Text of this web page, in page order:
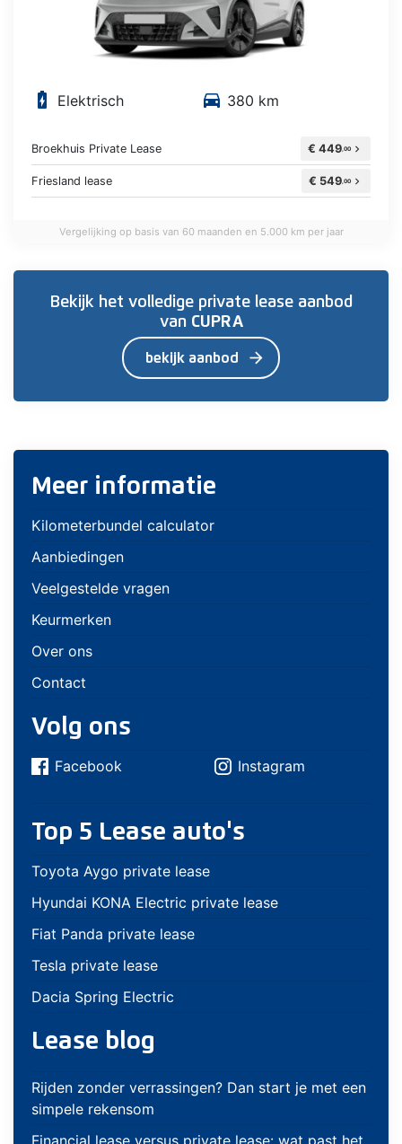
battery_charging_full Elektrisch directions_car 380 km
Broekhuis Private Lease € 449,00 chevron_right
Friesland lease € 549,00 chevron_right
Vergelijking op basis van 60 maanden en 5.000 km per jaar
Bekijk het volledige private lease aanbod
van CUPRA
bekijk aanbod arrow_forward
Meer informatie
Kilometerbundel calculator
Aanbiedingen
Veelgestelde vragen
Keurmerken
Over ons
Contact
Volg ons
Facebook Instagram
Top 5 Lease auto's
Toyota Aygo private lease
Hyundai KONA Electric private lease
Fiat Panda private lease
Tesla private lease
Dacia Spring Electric
Lease blog
Rijden zonder verrassingen? Dan start je met een
simpele rekensom